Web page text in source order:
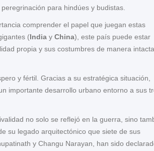
para hindúes y budistas.
comprender el papel que juegan estas
(India y China), este país puede estar
propia y sus costumbres de manera intacta
y fértil. Gracias a su estratégica situación,
importante desarrollo urbano entorno a sus
no solo se reflejó en la guerra, sino
su legado arquitectónico que siete de sus
y Changu Narayan, han sido